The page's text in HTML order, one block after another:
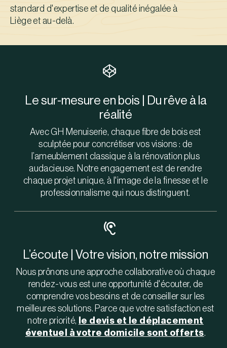
standard d'expertise et de qualité inégalée à
Liège et au-delà.
Le sur-mesure en bois | Du rêve à la
réalité
Avec GH Menuiserie, chaque fibre de bois est
sculptée pour concrétiser vos visions : de
l’ameublement classique à la rénovation plus
audacieuse. Notre engagement est de rendre
chaque projet unique, à l'image de la finesse et le
professionnalisme qui nous distinguent.
L’écoute | Votre vision, notre mission
Nous prônons une approche collaborative où chaque
rendez-vous est une opportunité d'écouter, de
comprendre vos besoins et de conseiller sur les
meilleures solutions. Parce que votre satisfaction est
notre priorité,
le devis et le déplacement
éventuel à votre domicile sont offerts